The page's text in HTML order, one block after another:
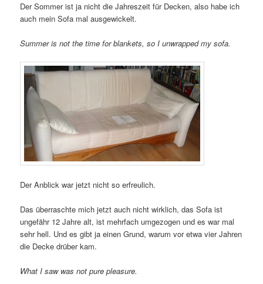
Der Sommer ist ja nicht die Jahreszeit für Decken, also habe ich
auch mein Sofa mal ausgewickelt.
Summer is not the time for blankets, so I unwrapped my sofa.
Der Anblick war jetzt nicht so erfreulich.
Das überraschte mich jetzt auch nicht wirklich, das Sofa ist
ungefähr 12 Jahre alt, ist mehrfach umgezogen und es war mal
sehr hell. Und es gibt ja einen Grund, warum vor etwa vier Jahren
die Decke drüber kam.
What I saw was not pure pleasure.